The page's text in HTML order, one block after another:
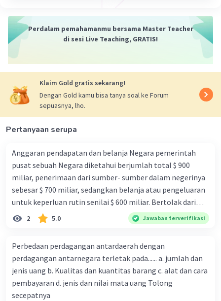
Perdalam pemahamanmu bersama Master Teacher
di sesi Live Teaching, GRATIS!
Klaim Gold gratis sekarang!
Dengan Gold kamu bisa tanya soal ke Forum
sepuasnya, lho.
Pertanyaan serupa
Anggaran pendapatan dan belanja Negara pemerintah
pusat sebuah Negara diketahui berjumlah total $ 900
miliar, penerimaan dari sumber- sumber dalam negerinya
sebesar $ 700 miliar, sedangkan belanja atau pengeluaran
untuk keperluan rutin senilai $ 600 miliar. Bertolak dari
informasi ini, tabungan pemerintah Negara tersebut
adalan sebesar .. a. $ 100 miliar b. $ 200 miliar c. $ 300 miliar
2 5.0 Jawaban terverifikasi
Perbedaan perdagangan antardaerah dengan
perdagangan antarnegara terletak pada...... a. jumlah dan
jenis uang b. Kualitas dan kuantitas barang c. alat dan cara
pembayaran d. jenis dan nilai mata uang Tolong
secepatnya